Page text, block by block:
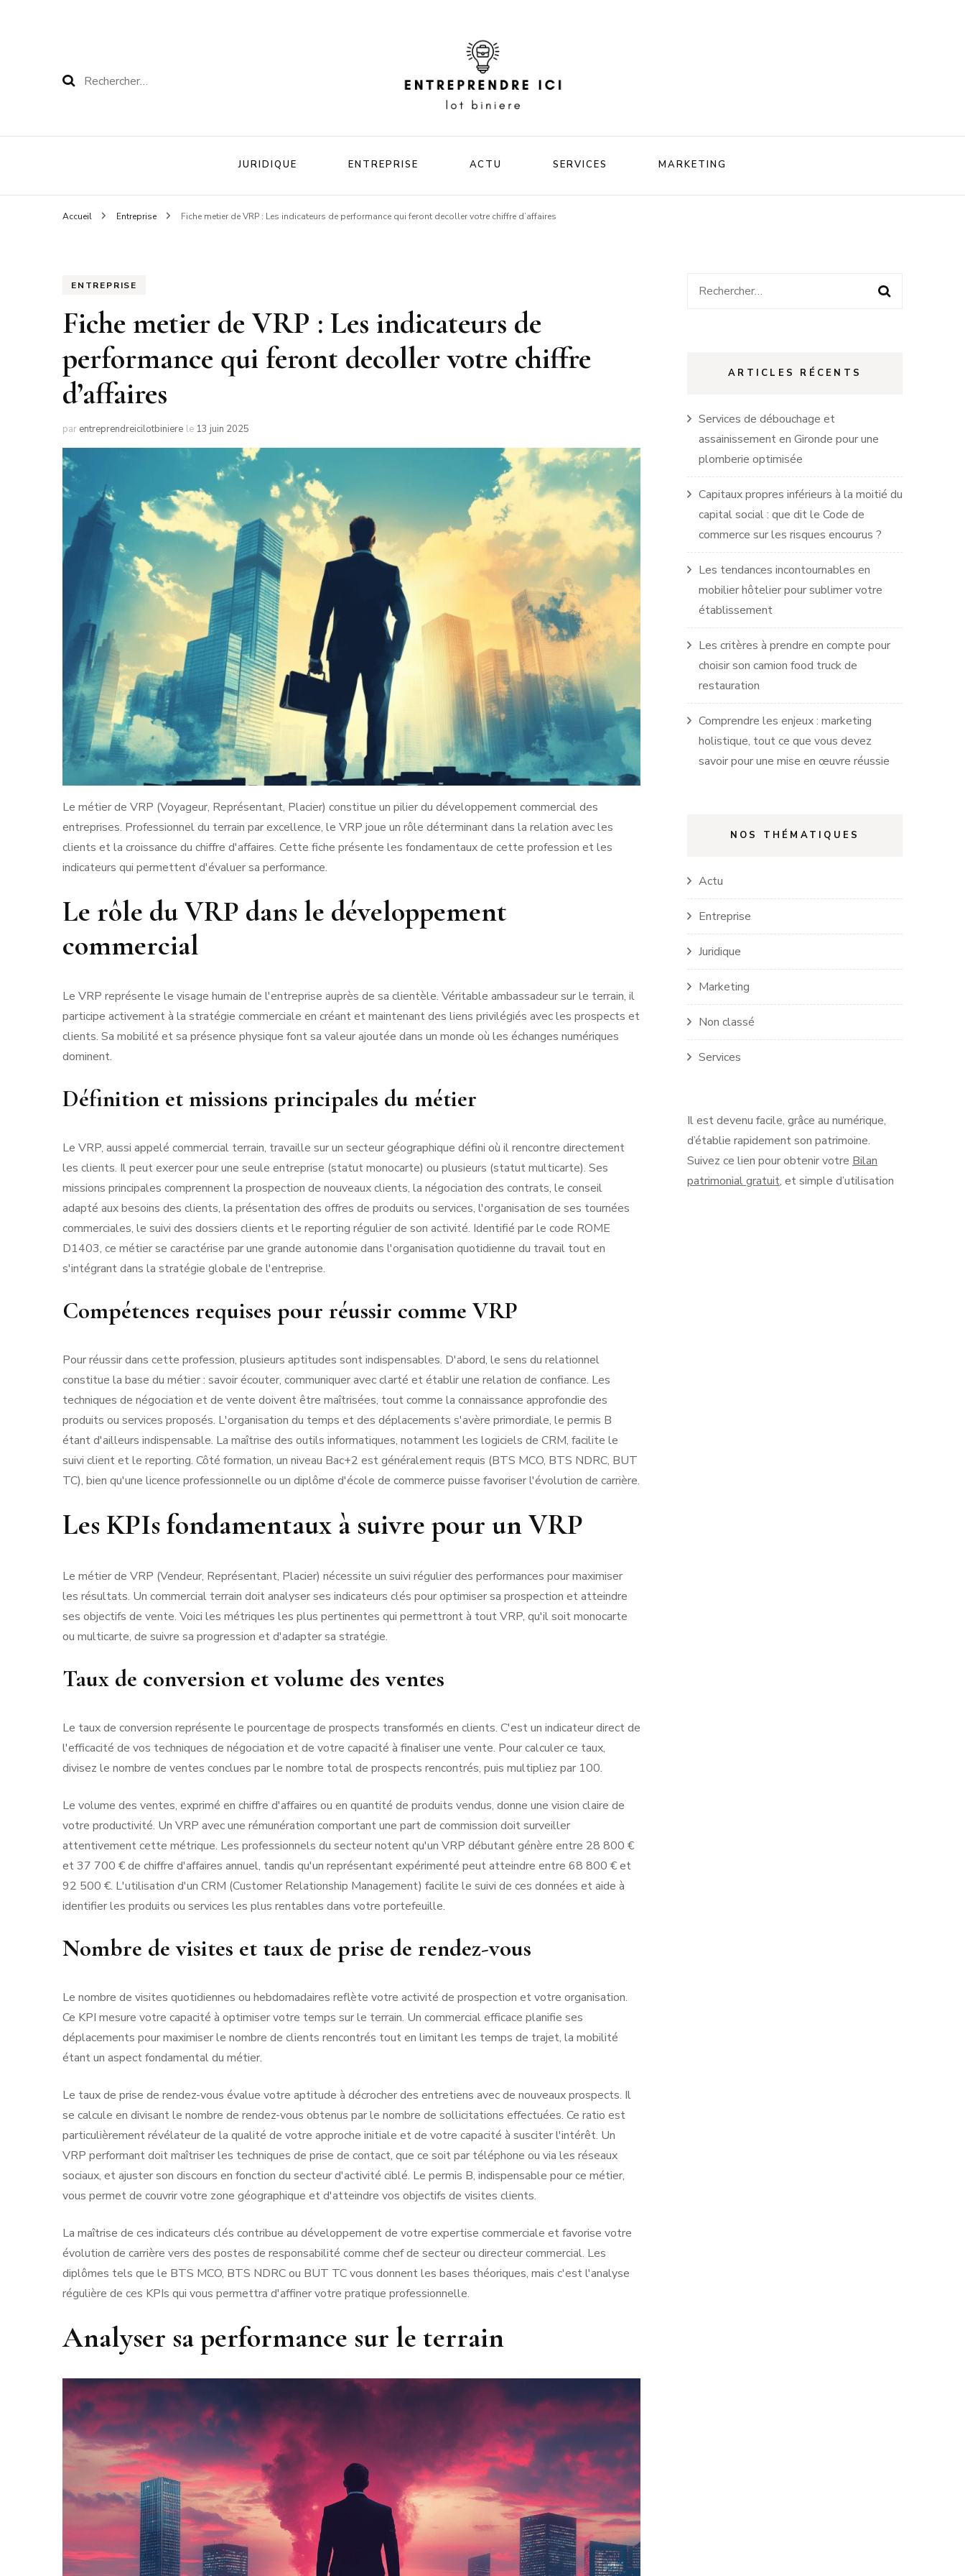
Rechercher :
Entreprendre
ici lot biniere
Votre blog business
JURIDIQUE ENTREPRISE ACTU SERVICES MARKETING
Accueil Entreprise Fiche metier de VRP : Les indicateurs de performance qui feront decoller votre chiffre d’affaires
ENTREPRISE
Fiche metier de VRP : Les indicateurs de
performance qui feront decoller votre chiffre
d’affaires
par entreprendreicilotbiniere le 13 juin 2025
Le métier de VRP (Voyageur, Représentant, Placier) constitue un pilier du développement commercial des
entreprises. Professionnel du terrain par excellence, le VRP joue un rôle déterminant dans la relation avec les
clients et la croissance du chiffre d'affaires. Cette fiche présente les fondamentaux de cette profession et les
indicateurs qui permettent d'évaluer sa performance.
Le rôle du VRP dans le développement
commercial
Le VRP représente le visage humain de l'entreprise auprès de sa clientèle. Véritable ambassadeur sur le terrain, il
participe activement à la stratégie commerciale en créant et maintenant des liens privilégiés avec les prospects et
clients. Sa mobilité et sa présence physique font sa valeur ajoutée dans un monde où les échanges numériques
dominent.
Définition et missions principales du métier
Le VRP, aussi appelé commercial terrain, travaille sur un secteur géographique défini où il rencontre directement
les clients. Il peut exercer pour une seule entreprise (statut monocarte) ou plusieurs (statut multicarte). Ses
missions principales comprennent la prospection de nouveaux clients, la négociation des contrats, le conseil
adapté aux besoins des clients, la présentation des offres de produits ou services, l'organisation de ses tournées
commerciales, le suivi des dossiers clients et le reporting régulier de son activité. Identifié par le code ROME
D1403, ce métier se caractérise par une grande autonomie dans l'organisation quotidienne du travail tout en
s'intégrant dans la stratégie globale de l'entreprise.
Compétences requises pour réussir comme VRP
Pour réussir dans cette profession, plusieurs aptitudes sont indispensables. D'abord, le sens du relationnel
constitue la base du métier : savoir écouter, communiquer avec clarté et établir une relation de confiance. Les
techniques de négociation et de vente doivent être maîtrisées, tout comme la connaissance approfondie des
produits ou services proposés. L'organisation du temps et des déplacements s'avère primordiale, le permis B
étant d'ailleurs indispensable. La maîtrise des outils informatiques, notamment les logiciels de CRM, facilite le
suivi client et le reporting. Côté formation, un niveau Bac+2 est généralement requis (BTS MCO, BTS NDRC, BUT
TC), bien qu'une licence professionnelle ou un diplôme d'école de commerce puisse favoriser l'évolution de carrière.
Les KPIs fondamentaux à suivre pour un VRP
Le métier de VRP (Vendeur, Représentant, Placier) nécessite un suivi régulier des performances pour maximiser
les résultats. Un commercial terrain doit analyser ses indicateurs clés pour optimiser sa prospection et atteindre
ses objectifs de vente. Voici les métriques les plus pertinentes qui permettront à tout VRP, qu'il soit monocarte
ou multicarte, de suivre sa progression et d'adapter sa stratégie.
Taux de conversion et volume des ventes
Le taux de conversion représente le pourcentage de prospects transformés en clients. C'est un indicateur direct de
l'efficacité de vos techniques de négociation et de votre capacité à finaliser une vente. Pour calculer ce taux,
divisez le nombre de ventes conclues par le nombre total de prospects rencontrés, puis multipliez par 100.
Le volume des ventes, exprimé en chiffre d'affaires ou en quantité de produits vendus, donne une vision claire de
votre productivité. Un VRP avec une rémunération comportant une part de commission doit surveiller
attentivement cette métrique. Les professionnels du secteur notent qu'un VRP débutant génère entre 28 800 €
et 37 700 € de chiffre d'affaires annuel, tandis qu'un représentant expérimenté peut atteindre entre 68 800 € et
92 500 €. L'utilisation d'un CRM (Customer Relationship Management) facilite le suivi de ces données et aide à
identifier les produits ou services les plus rentables dans votre portefeuille.
Nombre de visites et taux de prise de rendez-vous
Le nombre de visites quotidiennes ou hebdomadaires reflète votre activité de prospection et votre organisation.
Ce KPI mesure votre capacité à optimiser votre temps sur le terrain. Un commercial efficace planifie ses
déplacements pour maximiser le nombre de clients rencontrés tout en limitant les temps de trajet, la mobilité
étant un aspect fondamental du métier.
Le taux de prise de rendez-vous évalue votre aptitude à décrocher des entretiens avec de nouveaux prospects. Il
se calcule en divisant le nombre de rendez-vous obtenus par le nombre de sollicitations effectuées. Ce ratio est
particulièrement révélateur de la qualité de votre approche initiale et de votre capacité à susciter l'intérêt. Un
VRP performant doit maîtriser les techniques de prise de contact, que ce soit par téléphone ou via les réseaux
sociaux, et ajuster son discours en fonction du secteur d'activité ciblé. Le permis B, indispensable pour ce métier,
vous permet de couvrir votre zone géographique et d'atteindre vos objectifs de visites clients.
La maîtrise de ces indicateurs clés contribue au développement de votre expertise commerciale et favorise votre
évolution de carrière vers des postes de responsabilité comme chef de secteur ou directeur commercial. Les
diplômes tels que le BTS MCO, BTS NDRC ou BUT TC vous donnent les bases théoriques, mais c'est l'analyse
régulière de ces KPIs qui vous permettra d'affiner votre pratique professionnelle.
Analyser sa performance sur le terrain
Rechercher :
ARTICLES RÉCENTS
Services de débouchage et
assainissement en Gironde pour une
plomberie optimisée
Capitaux propres inférieurs à la moitié du
capital social : que dit le Code de
commerce sur les risques encourus ?
Les tendances incontournables en
mobilier hôtelier pour sublimer votre
établissement
Les critères à prendre en compte pour
choisir son camion food truck de
restauration
Comprendre les enjeux : marketing
holistique, tout ce que vous devez
savoir pour une mise en œuvre réussie
NOS THÉMATIQUES
Actu
Entreprise
Juridique
Marketing
Non classé
Services
Il est devenu facile, grâce au numérique,
d’établie rapidement son patrimoine.
Suivez ce lien pour obtenir votre Bilan
patrimonial gratuit, et simple d’utilisation